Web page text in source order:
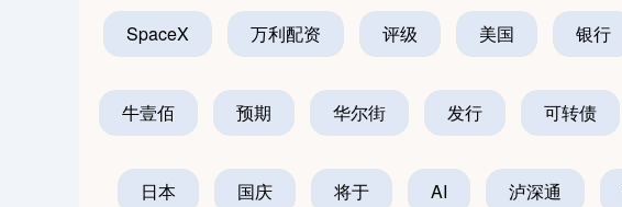
SpaceX 万利配资 评级 美国 银行
牛壹佰 预期 华尔街 发行 可转债
日本 国庆 将于 AI 泸深通